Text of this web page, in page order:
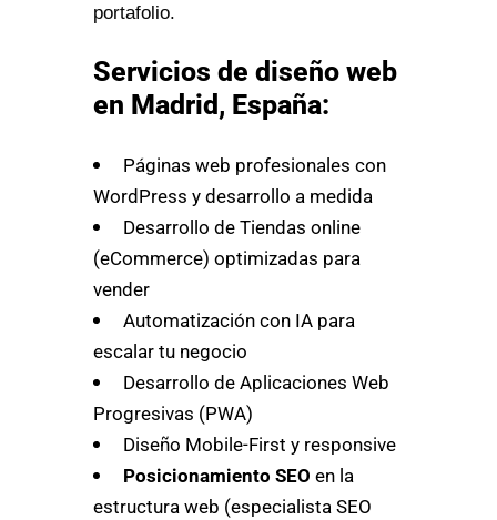
portafolio.
Servicios de diseño web
en Madrid, España:
Páginas web profesionales con
WordPress y desarrollo a medida
Desarrollo de Tiendas online
(eCommerce) optimizadas para
vender
Automatización con IA para
escalar tu negocio
Desarrollo de Aplicaciones Web
Progresivas (PWA)
Diseño Mobile-First y responsive
Posicionamiento SEO en la
estructura web (especialista SEO